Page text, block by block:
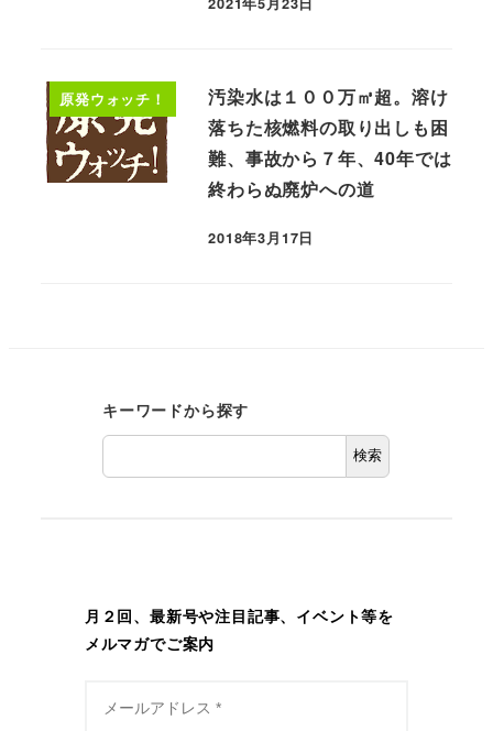
原発ウォッチ！
汚染水は１００万㎥超。溶け
落ちた核燃料の取り出しも困
難、事故から７年、40年では
終わらぬ廃炉への道
2018年3月17日
キーワードから探す
検索
月２回、最新号や注目記事、イベント等を
メルマガでご案内